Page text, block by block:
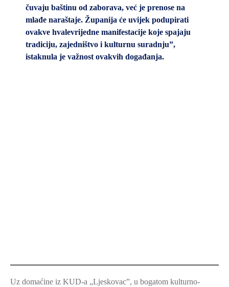
čuvaju baštinu od zaborava, već je prenose na
mlađe naraštaje. Županija će uvijek podupirati
ovakve hvalevrijedne manifestacije koje spajaju
tradiciju, zajedništvo i kulturnu suradnju”,
istaknula je važnost ovakvih događanja.
Uz domaćine iz KUD-a „Ljeskovac”, u bogatom kulturno-